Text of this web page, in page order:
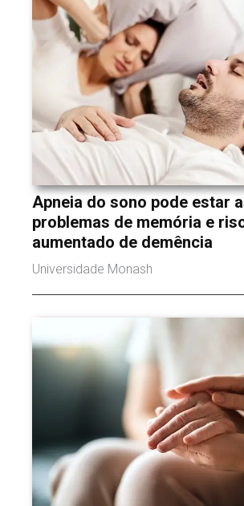
Apneia do sono pode estar
problemas de memória e
aumentado de demência
Universidade Monash